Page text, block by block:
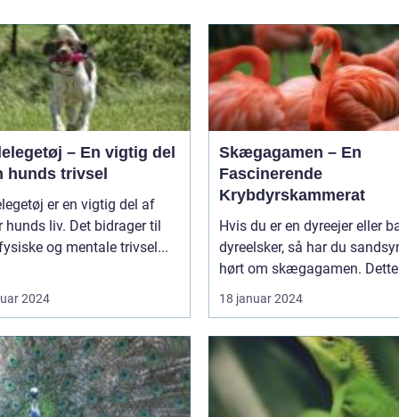
– En vigtig del
hunds trivsel
er en vigtig del af
hunds liv. Det bidrager til
og mentale trivsel...
2024
Skægagamen – En
Fascinerende
Krybdyrskammerat
Hvis du er en dyreejer eller
dyreelsker, så har du
hørt om skægagamen.
18 januar 2024